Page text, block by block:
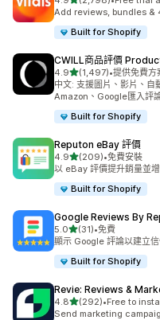
共有 2798 則評價
Add reviews, bundles &
Built for Shopify
CWILL商品評價
4.9滿分 5 顆星
(1,497)
共有 1497 則評價
•提供免費方
中文: 支援圖片、影片、自
Amazon、Google匯入評
Built for Shopify
Reputon eBay 評價
4.9滿分 5 顆星
(209)
共有 209 則評價
•免費安裝
以 eBay 評價提升銷量並
Built for Shopify
Google Reviews By
5.0滿分 5 顆星
(31)
共有 31 則評價
•免費
顯示 Google 評論以建立
Built for Shopify
Revie: Reviews &
4.8滿分 5 顆星
(292)
共有 292 則評價
•Free to
Send marketing